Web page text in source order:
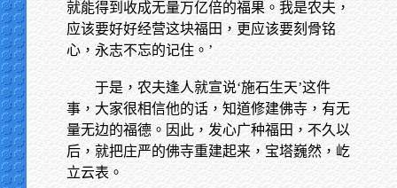
就能得到收成无量万亿倍的福果。我是农夫，
应该要好好经营这块福田，更应该要刻骨铭
心，永志不忘的记住。’
于是，农夫逢人就宣说‘施石生天’这件
事，大家很相信他的话，知道修建佛寺，有无
量无边的福德。因此，发心广种福田，不久以
后，就把庄严的佛寺重建起来，宝塔巍然，屹
立云表。